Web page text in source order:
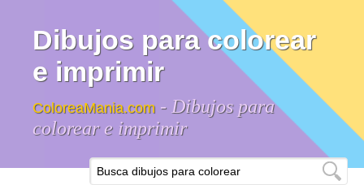
Dibujos para colorear
e imprimir
ColoreaMania.com - Dibujos para
colorear e imprimir